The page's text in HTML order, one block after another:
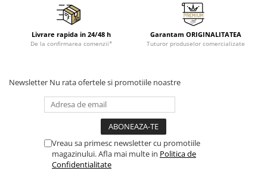
Livrare rapida in 24/48 h
De la confirmarea comenzii*
Garantam ORIGINALITATEA
Tuturor produselor comercializate
Newsletter Nu rata ofertele si promotiile noastre
Vreau sa primesc newsletter cu promotiile
magazinului. Afla mai multe in Politica de
Confidentialitate